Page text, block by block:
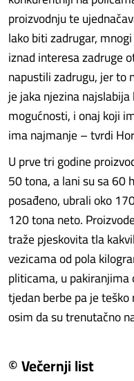
proizvodnju te
lako biti zadrugar,
iznad interesa zadruge
napustili zadrugu, jer to
je jaka njezina
mogućnosti, i onaj koji
ima najmanje – tvrdi
U prve tri godine
50 tona, a lani su sa 60
posađeno, ubrali oko
120 tona neto.
traže pjeskovita tla
vezicama od pola
pliticama, u pakiranjima
tjedan berbe pa je
osim da su trenutačno
© Večernji list